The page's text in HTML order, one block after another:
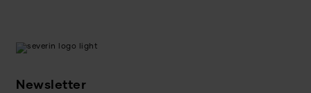
Newsletter